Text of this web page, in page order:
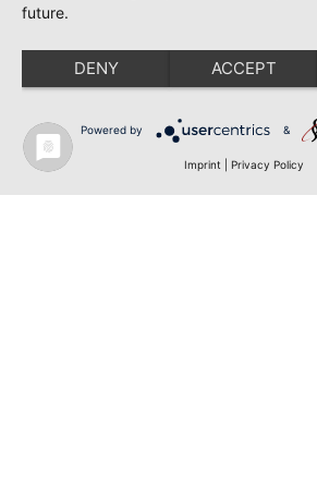
future.
DENY ACCEPT
Powered by &
Imprint Privacy Policy